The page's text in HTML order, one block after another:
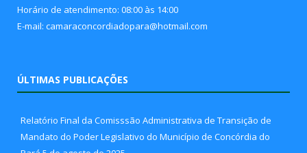
Horário de atendimento: 08:00 às 14:00
E-mail: camaraconcordiadopara@hotmail.com
ÚLTIMAS PUBLICAÇÕES
Relatório Final da Comisssão Administrativa de Transição de
Mandato do Poder Legislativo do Município de Concórdia do